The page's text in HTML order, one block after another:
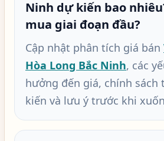
Ninh dự kiến bao
mua giai đoạn đầu?
Cập nhật phân tích giá bán
Hòa Long Bắc Ninh, các
hưởng đến giá, chính sách
kiến và lưu ý trước khi